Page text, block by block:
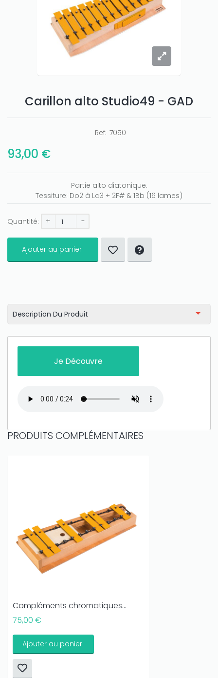
Carillon alto Studio49 - GAD
Ref: 7050
93,00 €
Partie alto diatonique.
Tessiture: Do2 à La3 + 2F# & 1Bb (16 lames)
Quantité: + -
Ajouter au panier
Description Du Produit
Je Découvre
PRODUITS COMPLÉMENTAIRES
Compléments chromatiques...
75,00 €
Ajouter au panier
Only play at
if you really want to win a huge
amount on your credits!